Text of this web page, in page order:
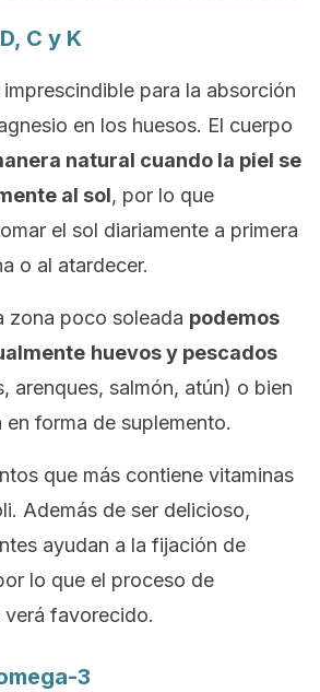
C y K
para la absorción
en los huesos. El cuerpo
natural cuando la piel se
al sol, por lo que
el sol diariamente a primera
o al atardecer.
zona poco soleada podemos
huevos y pescados
arenques, salmón, atún) o bien
forma de suplemento.
que más contiene vitaminas
Además de ser delicioso,
ayudan a la fijación de
lo que el proceso de
favorecido.
3